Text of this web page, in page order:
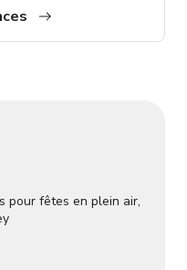
vidéos de